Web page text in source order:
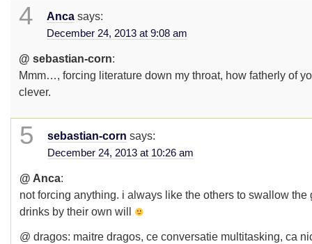
4 Anca says:
December 24, 2013 at 9:08 am
@ sebastian-corn:
Mmm…, forcing literature down my throat, how fatherly of
clever.
5 sebastian-corn says:
December 24, 2013 at 10:26 am
@ Anca:
not forcing anything. i always like the others to swallow the
drinks by their own will
@ dragos: maitre dragos, ce conversatie multitasking, ca